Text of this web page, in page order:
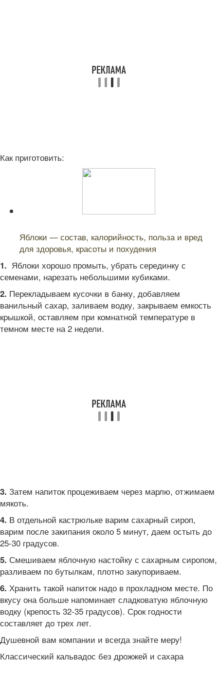
Как приготовить:
Яблоки — состав, калорийность, польза и вред
для здоровья, красоты и похудения
1. Яблоки хорошо промыть, убрать серединку с
семенами, нарезать небольшими кубиками.
2. Перекладываем кусочки в банку, добавляем
ванильный сахар, заливаем водку, закрываем емкость
крышкой, оставляем при комнатной температуре в
темном месте на 2 недели.
3. Затем напиток процеживаем через марлю, отжимаем
мякоть.
4. В отдельной кастрюльке варим сахарный сироп,
варим после закипания около 5 минут, даем остыть до
25-30 градусов.
5. Смешиваем яблочную настойку с сахарным сиропом,
разливаем по бутылкам, плотно закупориваем.
6. Хранить такой напиток надо в прохладном месте. По
вкусу она больше напоминает сладковатую яблочную
водку (крепость 32-35 градусов). Срок годности
составляет до трех лет.
Душевной вам компании и всегда знайте меру!
Классический кальвадос без дрожжей и сахара